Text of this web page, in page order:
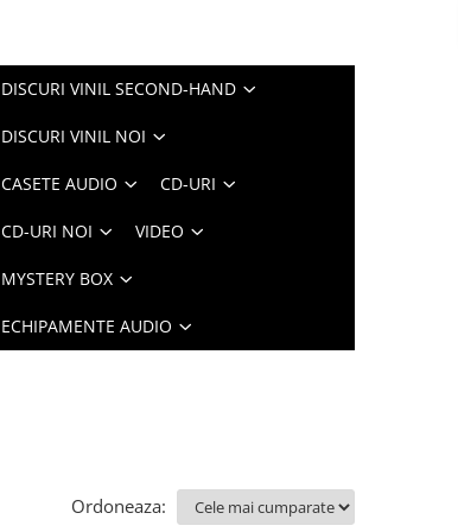
DISCURI VINIL SECOND-HAND
DISCURI VINIL NOI
CASETE AUDIO CD-URI
CD-URI NOI VIDEO
MYSTERY BOX
ECHIPAMENTE AUDIO
Ordoneaza: